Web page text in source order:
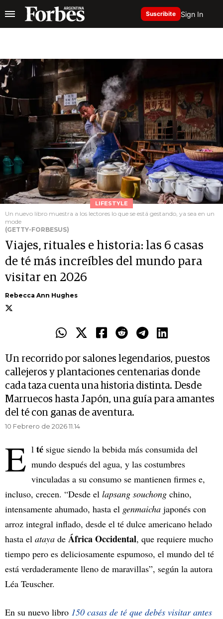
Suscribite Sign In
LIFESTYLE
Un nuevo libro muestra a los lectores lo que se está gestando, ya sea en un
mode
(GETTY-FORBESUS)
Viajes, rituales e historia: las 6 casas
de té más increíbles del mundo para
visitar en 2026
Rebecca Ann Hughes
Un recorrido por salones legendarios, puestos
callejeros y plantaciones centenarias donde
cada taza cuenta una historia distinta. Desde
Marruecos hasta Japón, una guía para amantes
del té con ganas de aventura.
10 Febrero de 2026 11.14
E l té sigue siendo la bebida más consumida del
mundo después del agua, y las costumbres
vinculadas a su consumo se mantienen firmes e,
incluso, crecen. “Desde el lapsang souchong chino,
intensamente ahumado, hasta el genmaicha japonés con
arroz integral inflado, desde el té dulce americano helado
hasta el ataya de África Occidental, que requiere mucho
tiempo pero es deliciosamente espumoso, el mundo del té
está verdaderamente lleno de maravillas”, según la autora
Léa Teuscher.
En su nuevo libro 150 casas de té que debés visitar antes